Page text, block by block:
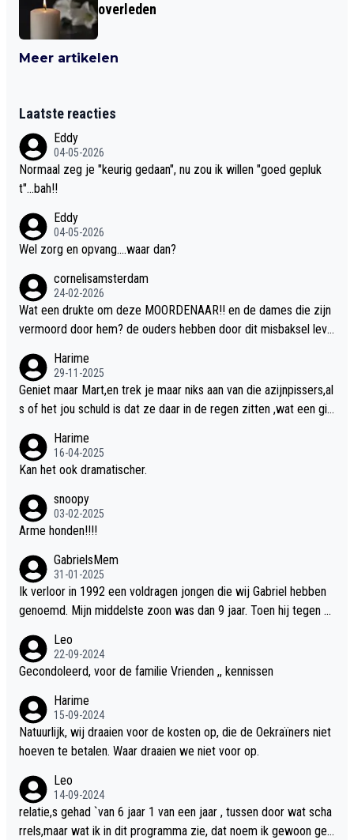
overleden
Meer artikelen
Laatste reacties
Eddy
04-05-2026
Normaal zeg je "keurig gedaan", nu zou ik willen "goed gepluk
t"...bah!!
Eddy
04-05-2026
Wel zorg en opvang....waar dan?
cornelisamsterdam
24-02-2026
Wat een drukte om deze MOORDENAAR!! en de dames die zijn
vermoord door hem? de ouders hebben door dit misbaksel leve
t!!
Harime
29-11-2025
Geniet maar Mart,en trek je maar niks aan van die azijnpissers,al
s of het jou schuld is dat ze daar in de regen zitten ,wat een gill
Harime
16-04-2025
Kan het ook dramatischer.
snoopy
03-02-2025
Arme honden!!!!
GabrielsMem
31-01-2025
Ik verloor in 1992 een voldragen jongen die wij Gabriel hebben
genoemd. Mijn middelste zoon was dan 9 jaar. Toen hij tegen d
verteld in Groningen. Ik gun Anouk en Douwe Bob hun rouw verd
riet en als ervaringsdeskundige heb ik zeker begrip hiervoor. Wa
delijk overeenkomend met mijn gezins verlies in 1992 een soor
t ready-made lied geschreven, geproduceerd en op de radio te
beluisteren zijn binnen 12 dagen na het verlies van Anouk en Do
uwe Bob's zoon. Wij hadden zeker geen commerciële energie g
ehad zo snel na ons verlies zoiets te ondernemen en alle ouder
s van overleden kinderen dat ik ken hadden dit ook niet kunnen
bewerkstelligen. Wij voelen nu dat ons aan DB vertelde geschie
Leo
22-09-2024
Gecondoleerd, voor de familie Vrienden ,, kennissen
Harime
15-09-2024
Natuurlijk, wij draaien voor de kosten op, die de Oekraïners niet
hoeven te betalen. Waar draaien we niet voor op.
Leo
14-09-2024
relatie,s gehad `van 6 jaar 1 van een jaar , tussen door wat scha
rrels,maar wat ik in dit programma zie, dat noem ik gewoon geil